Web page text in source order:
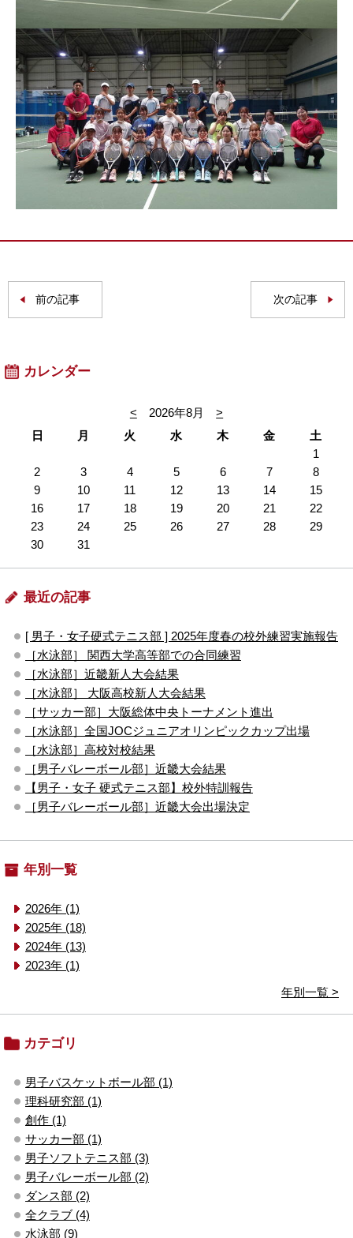
前の記事 次の記事
カレンダー
< 2026年8月
>
日
月 火 水 木 金
土
1
2
3 4 5 6 7
8
9
10 11 12 13 14
15
16
17 18 19 20 21
22
23
24 25 26 27 28
29
30
31
最近の記事
[ 男子・女子硬式テニス部 ] 2025年度春の校外練習実施報告
［水泳部］ 関西大学高等部での合同練習
［水泳部］近畿新人大会結果
［水泳部］ 大阪高校新人大会結果
［サッカー部］大阪総体中央トーナメント進出
［水泳部］全国JOCジュニアオリンピックカップ出場
［水泳部］高校対校結果
［男子バレーボール部］近畿大会結果
【男子・女子 硬式テニス部】校外特訓報告
［男子バレーボール部］近畿大会出場決定
年別一覧
2026年 (1)
2025年 (18)
2024年 (13)
2023年 (1)
年別一覧 >
カテゴリ
男子バスケットボール部 (1)
理科研究部 (1)
創作 (1)
サッカー部 (1)
男子ソフトテニス部 (3)
男子バレーボール部 (2)
ダンス部 (2)
全クラブ (4)
水泳部 (9)